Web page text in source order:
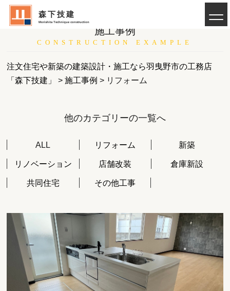
森下技建
Morishita Technique construction
施工事例
CONSTRUCTION EXAMPLE
注文住宅や新築の建築設計・施工なら羽曳野市の工務店
「森下技建」
>施工事例 > リフォーム
他のカテゴリーの一覧へ
ALL リフォーム 新築
リノベーション 店舗改装 倉庫新設
共同住宅 その他工事